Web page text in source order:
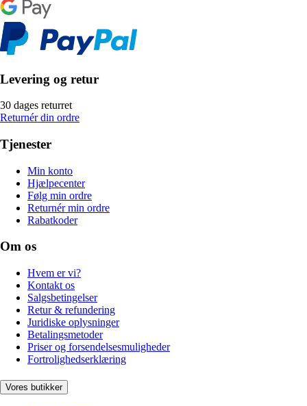
Levering og retur
30 dages returret
Returnér din ordre
Tjenester
Min konto
Hjælpecenter
Følg min ordre
Returnér min ordre
Rabatkoder
Om os
Hvem er vi?
Kontakt os
Salgsbetingelser
Retur & refundering
Juridiske oplysninger
Betalingsmetoder
Priser og forsendelsesmuligheder
Fortrolighedserklæring
Vores butikker